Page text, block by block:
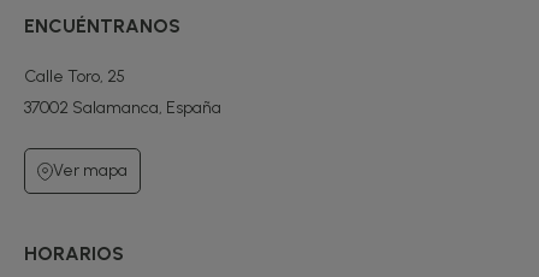
ENCUÉNTRANOS
Calle Toro, 25
37002 Salamanca, España
Ver mapa
HORARIOS